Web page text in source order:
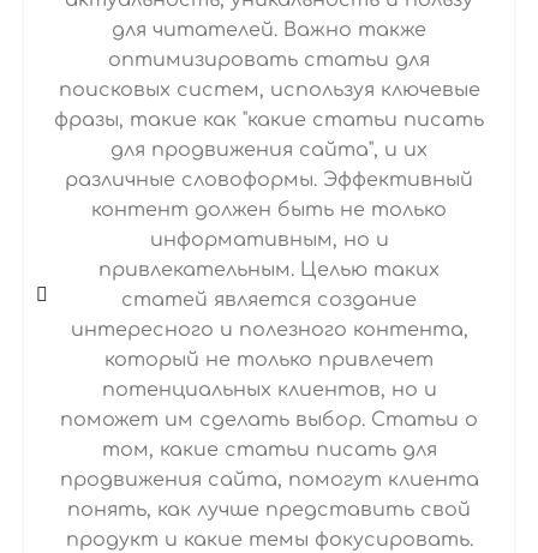
для читателей. Важно также
оптимизировать статьи для
поисковых систем, используя ключевые
фразы, такие как "какие статьи писать
для продвижения сайта", и их
различные словоформы. Эффективный
контент должен быть не только
информативным, но и
привлекательным. Целью таких
статей является создание
интересного и полезного контента,
который не только привлечет
потенциальных клиентов, но и
поможет им сделать выбор. Статьи о
том, какие статьи писать для
продвижения сайта, помогут клиента
понять, как лучше представить свой
продукт и какие темы фокусировать.